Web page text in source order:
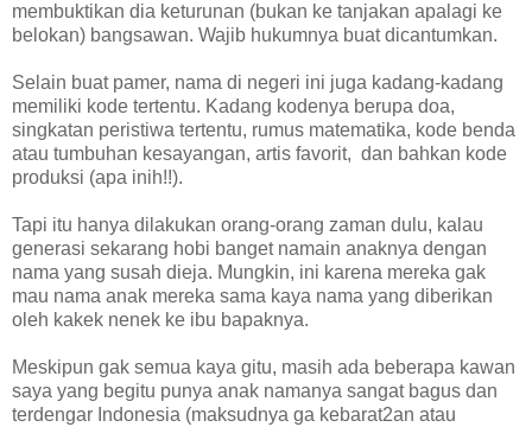
membuktikan dia keturunan (bukan ke tanjakan apalagi ke
belokan) bangsawan. Wajib hukumnya buat dicantumkan.
Selain buat pamer, nama di negeri ini juga kadang-kadang
memiliki kode tertentu. Kadang kodenya berupa doa,
singkatan peristiwa tertentu, rumus matematika, kode benda
atau tumbuhan kesayangan, artis favorit, dan bahkan kode
produksi (apa inih!!).
Tapi itu hanya dilakukan orang-orang zaman dulu, kalau
generasi sekarang hobi banget namain anaknya dengan
nama yang susah dieja. Mungkin, ini karena mereka gak
mau nama anak mereka sama kaya nama yang diberikan
oleh kakek nenek ke ibu bapaknya.
Meskipun gak semua kaya gitu, masih ada beberapa kawan
saya yang begitu punya anak namanya sangat bagus dan
terdengar Indonesia (maksudnya ga kebarat2an atau